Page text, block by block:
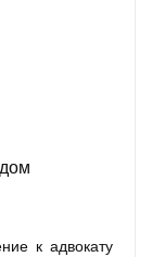
к адвокату